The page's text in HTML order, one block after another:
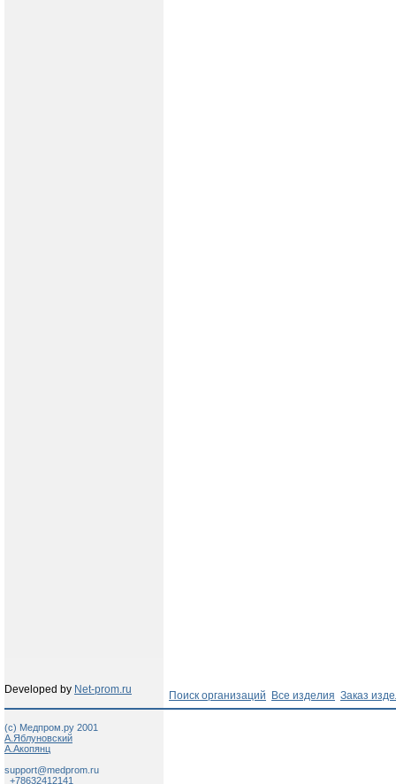
Developed by Net-prom.ru Поиск организаций Все изделия Заказ
(c) Медпром.ру 2001
А.Яблуновский
А.Акопянц
support@medprom.ru
+78632412141